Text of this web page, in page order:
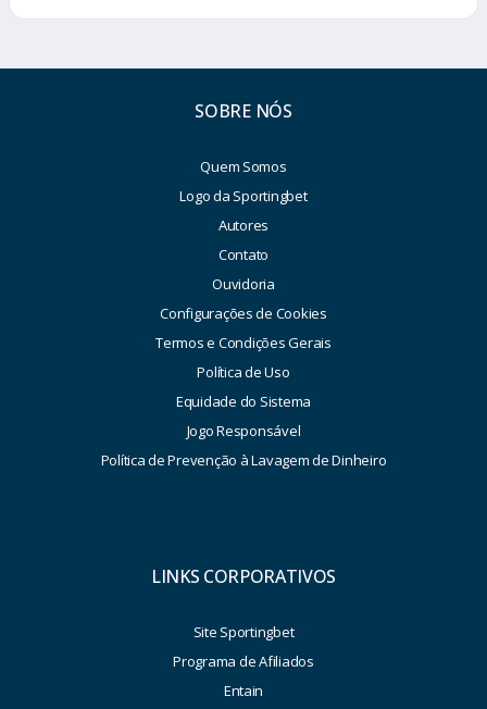
SOBRE NÓS
Quem Somos
Logo da Sportingbet
Autores
Contato
Ouvidoria
Configurações de Cookies
Termos e Condições Gerais
Política de Uso
Equidade do Sistema
Jogo Responsável
Política de Prevenção à Lavagem de Dinheiro
LINKS CORPORATIVOS
Site Sportingbet
Programa de Afiliados
Entain